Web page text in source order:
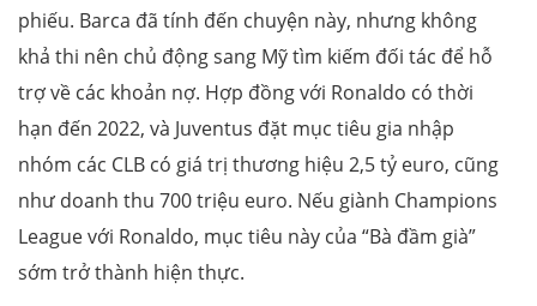
phiếu. Barca đã tính đến chuyện này, nhưng không
khả thi nên chủ động sang Mỹ tìm kiếm đối tác để hỗ
trợ về các khoản nợ. Hợp đồng với Ronaldo có thời
hạn đến 2022, và Juventus đặt mục tiêu gia nhập
nhóm các CLB có giá trị thương hiệu 2,5 tỷ euro, cũng
như doanh thu 700 triệu euro. Nếu giành Champions
League với Ronaldo, mục tiêu này của “Bà đầm già”
sớm trở thành hiện thực.